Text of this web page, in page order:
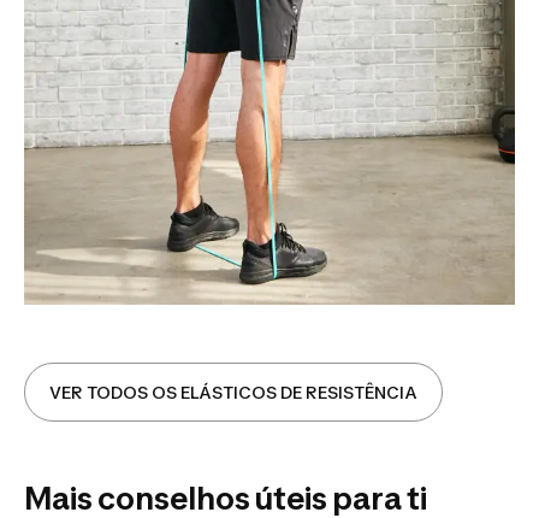
VER TODOS OS ELÁSTICOS DE RESISTÊNCIA
Mais conselhos úteis para ti